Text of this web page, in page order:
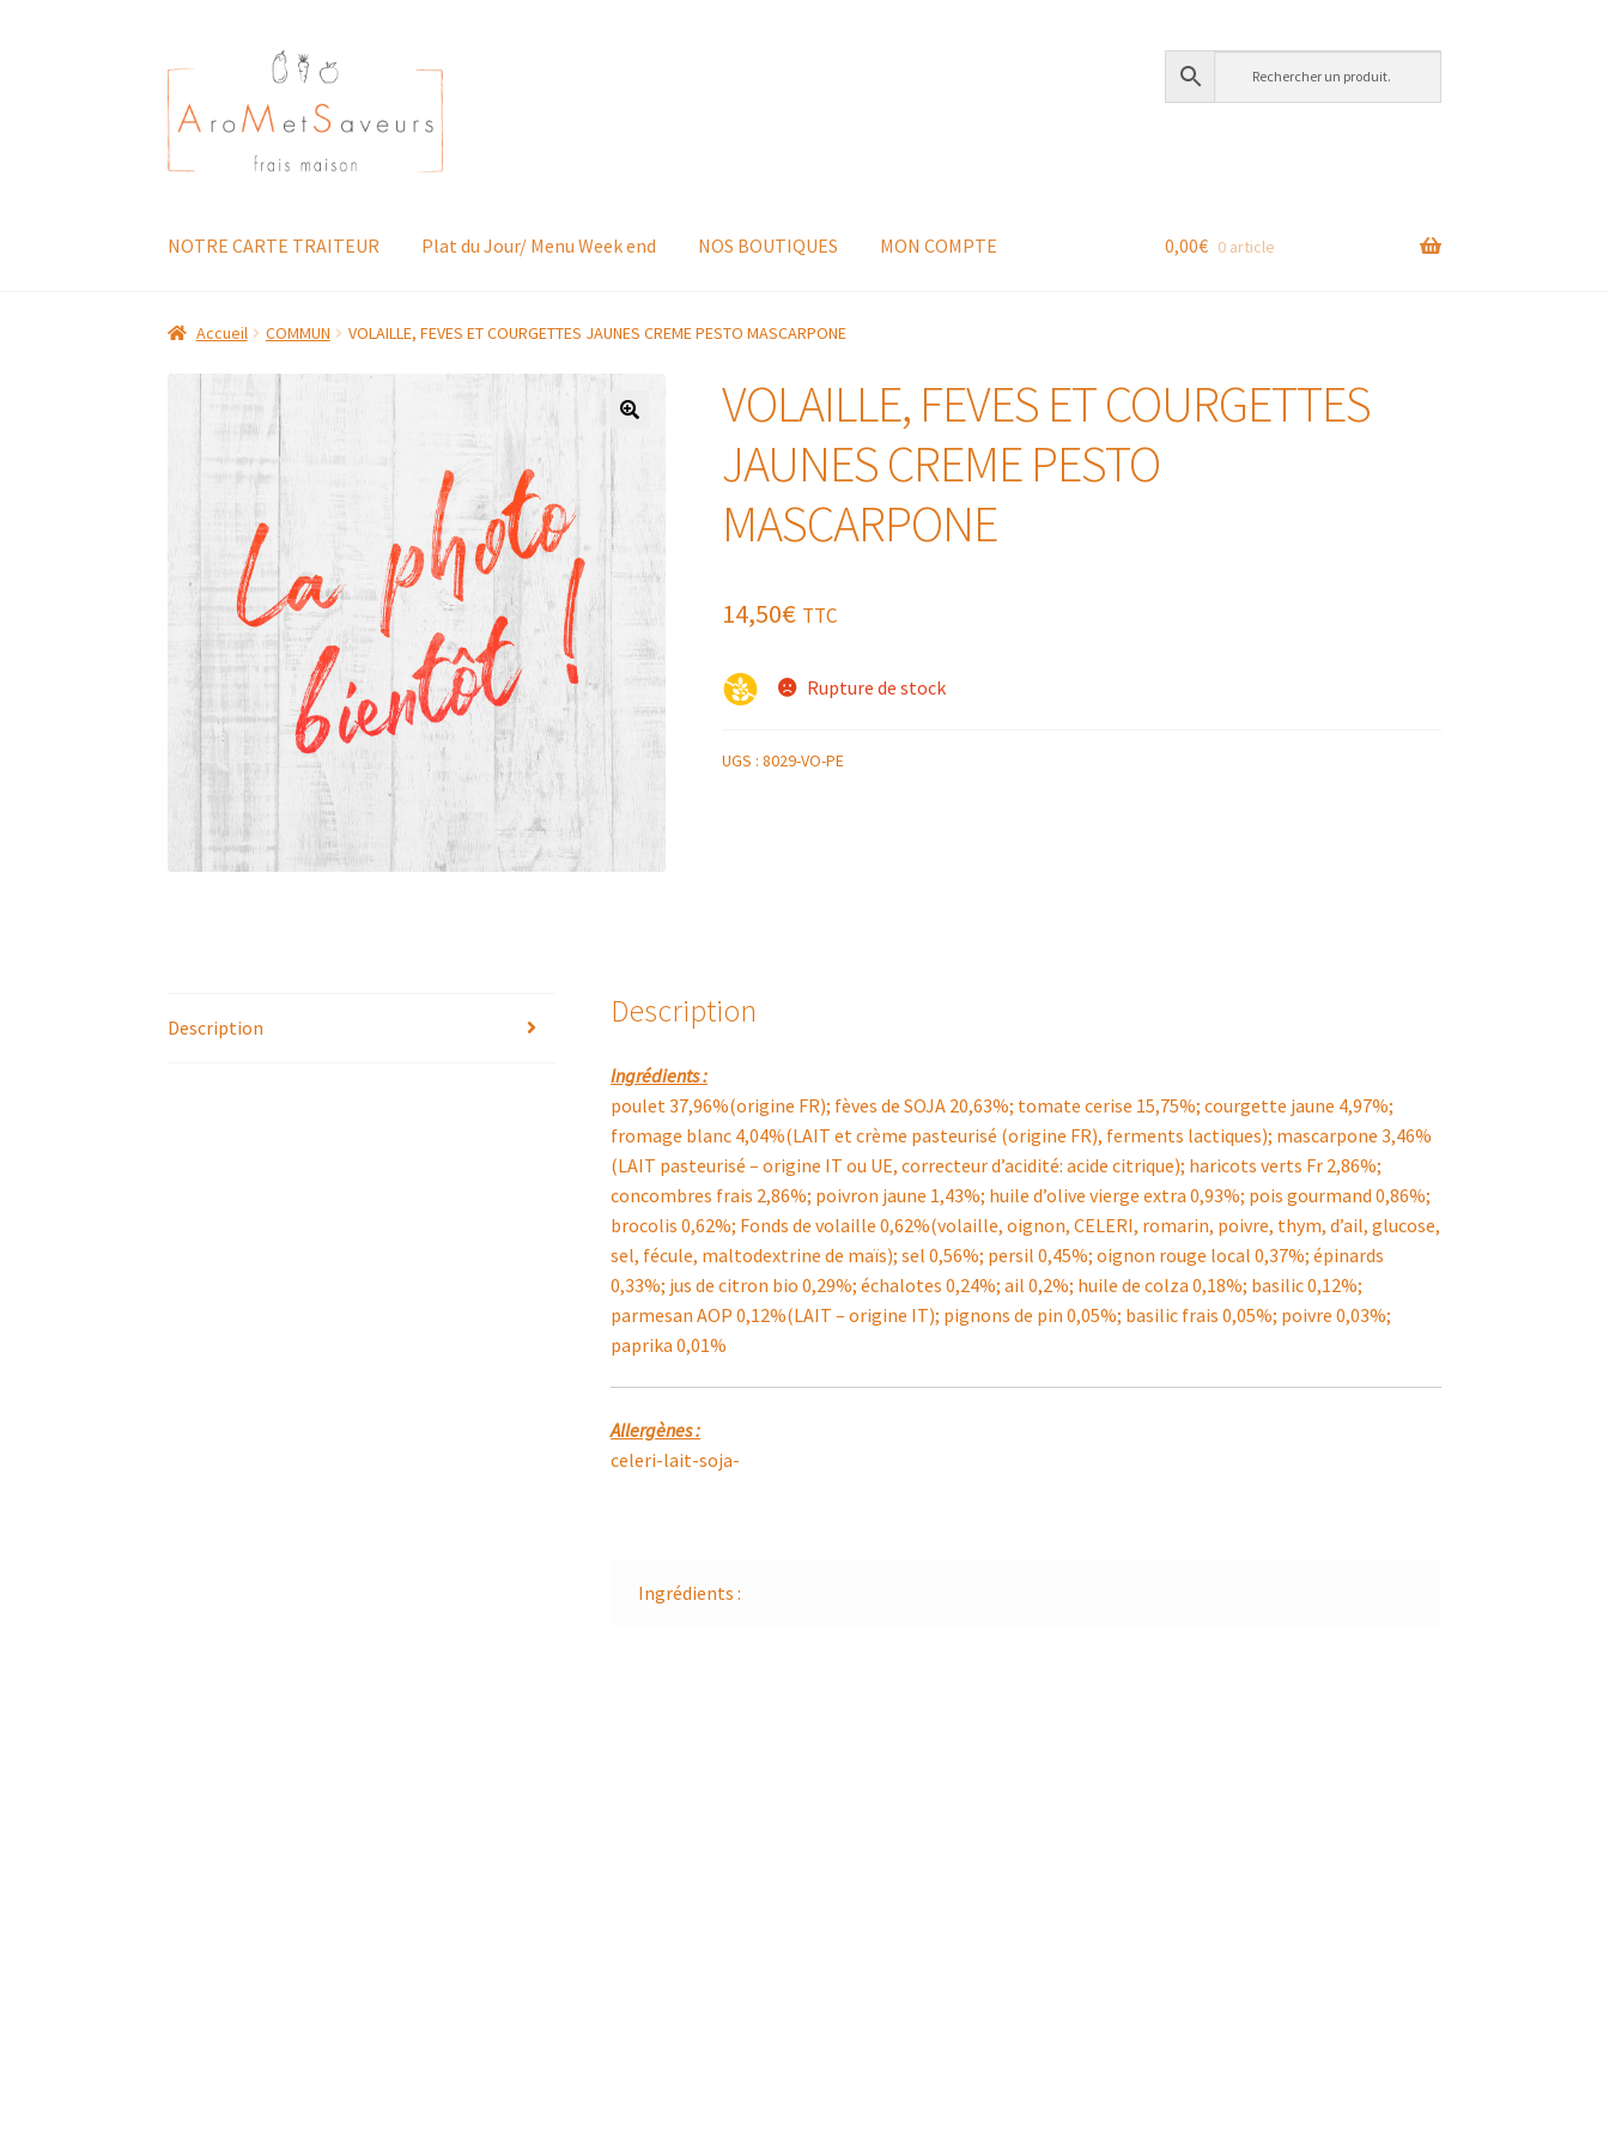
Aller
à
la
navigation
Aller
au
contenu
NOTRE CARTE TRAITEUR Plat du Jour/ Menu Week end NOS BOUTIQUES MON COMPTE 0,00€ 0 article
Accueil COMMUN VOLAILLE, FEVES ET COURGETTES JAUNES CREME PESTO MASCARPONE
VOLAILLE, FEVES ET COURGETTES
JAUNES CREME PESTO
MASCARPONE
14,50€ TTC
Rupture de stock
UGS : 8029-VO-PE
Description Description
Ingrédients :
poulet 37,96%(origine FR); fèves de SOJA 20,63%; tomate cerise 15,75%; courgette jaune 4,97%;
fromage blanc 4,04%(LAIT et crème pasteurisé (origine FR), ferments lactiques); mascarpone 3,46%
(LAIT pasteurisé – origine IT ou UE, correcteur d’acidité: acide citrique); haricots verts Fr 2,86%;
concombres frais 2,86%; poivron jaune 1,43%; huile d’olive vierge extra 0,93%; pois gourmand 0,86%;
brocolis 0,62%; Fonds de volaille 0,62%(volaille, oignon, CELERI, romarin, poivre, thym, d’ail, glucose,
sel, fécule, maltodextrine de maïs); sel 0,56%; persil 0,45%; oignon rouge local 0,37%; épinards
0,33%; jus de citron bio 0,29%; échalotes 0,24%; ail 0,2%; huile de colza 0,18%; basilic 0,12%;
parmesan AOP 0,12%(LAIT – origine IT); pignons de pin 0,05%; basilic frais 0,05%; poivre 0,03%;
paprika 0,01%
Allergènes :
celeri-lait-soja-
Ingrédients :